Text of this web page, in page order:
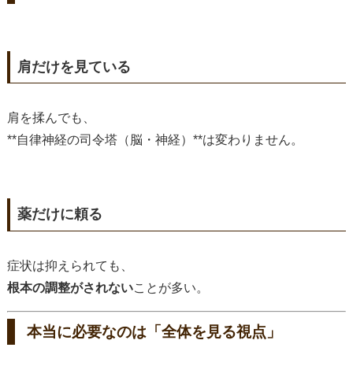
肩だけを見ている
肩を揉んでも、
**自律神経の司令塔（脳・神経）**は変わりません。
薬だけに頼る
症状は抑えられても、
根本の調整がされないことが多い。
本当に必要なのは「全体を見る視点」